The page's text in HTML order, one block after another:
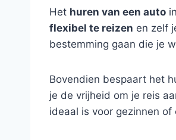
Het huren van een auto
flexibel te reizen en zelf
bestemming gaan die je
Bovendien bespaart het
je de vrijheid om je reis
ideaal is voor gezinnen